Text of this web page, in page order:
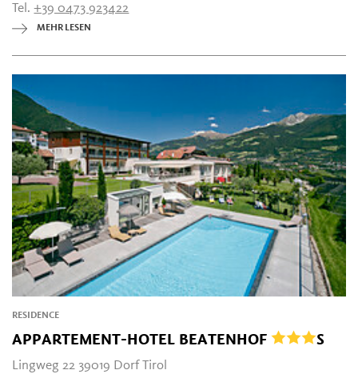
Tel.+39 0473 923422
MEHR LESEN
RESIDENCE
APPARTEMENT-HOTEL BEATENHOF S
Lingweg 22 39019 Dorf Tirol